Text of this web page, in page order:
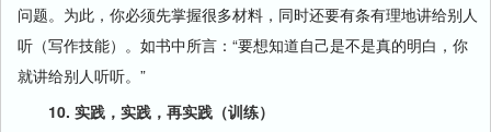
问题。为此，你必须先掌握很多材料，同时还要有条有理地讲给别人
听（写作技能）。如书中所言：“要想知道自己是不是真的明白，你
就讲给别人听听。”
10. 实践，实践，再实践（训练）